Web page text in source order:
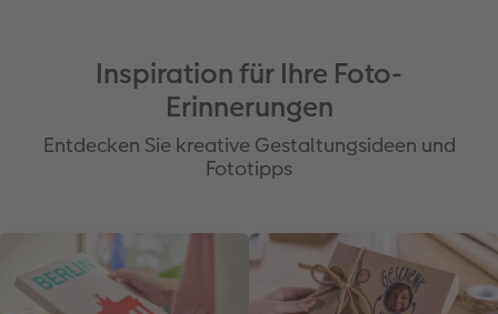
Inspiration für Ihre Foto-
Erinnerungen
Entdecken Sie kreative Gestaltungsideen und
Fototipps